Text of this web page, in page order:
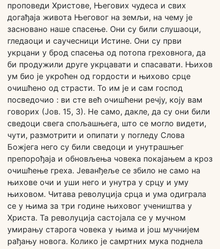
проповеди Христове, Његових чудеса и свих
догађаја живота Његовог на земљи, на чему је
засновано наше спасење. Они су били слушаоци,
гледаоци и саучесници Истине. Они су први
укрцани у брод спасења од потопа греховнога, да
би продужили друге укрцавати и спасавати. Њихов
ум био је укроћен од гордости и њихово срце
очишћено од страсти. То им је и сам господ
посведочио : ви сте већ очишћени речју, коју вам
говорих (Јов. 15, 3). Не само, дакле, да су они били
сведоци свега спољашњега, што се могло видети,
чути, размотрити и опипати у погледу Слова
Божјега него су били сведоци и унутрашњег
препорођаја и обновљења човека покајањем а кроз
очишћење греха. Јеванђеље се збило не само на
њихове очи и уши него и унутра у срцу и уму
њиховом. Читава револуција срца и ума одиграла
се у њима за три године њиховог учеништва у
Христа. Та револуција састојала се у мучном
умирању старога човека у њима и још мучнијем
рађању новога. Колико је самртних мука поднела